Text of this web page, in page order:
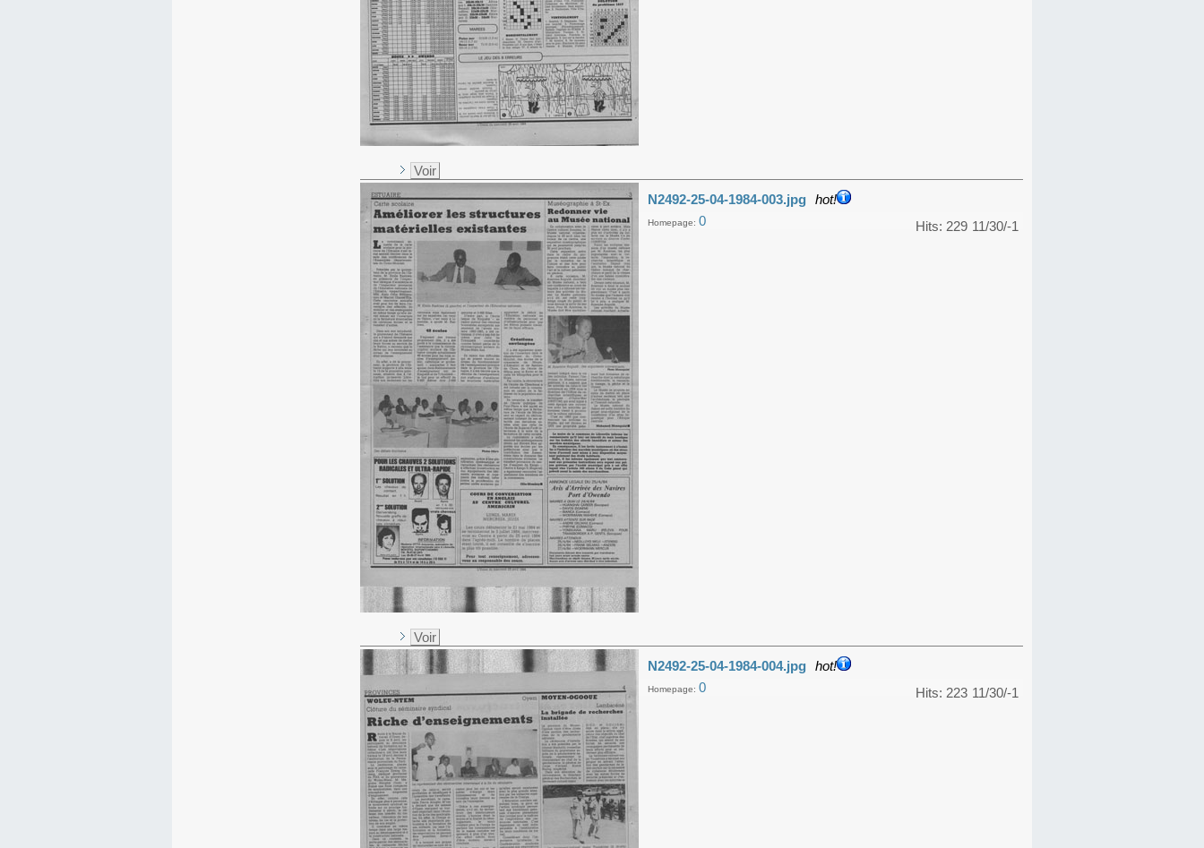
Voir
N2492-25-04-1984-003.jpg hot!
11/30/-1
Hits: 229
Homepage: 0
Voir
N2492-25-04-1984-004.jpg hot!
11/30/-1
Hits: 223
Homepage: 0